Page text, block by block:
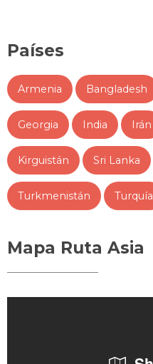
Países
Armenia Bangladesh
Georgia India Irán
Kirguistán Sri Lanka
Turkmenistán Turquía
Mapa Ruta Asia